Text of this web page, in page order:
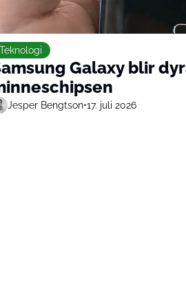
Teknologi
Galaxy blir
Jesper Bengtson•17. juli 2026